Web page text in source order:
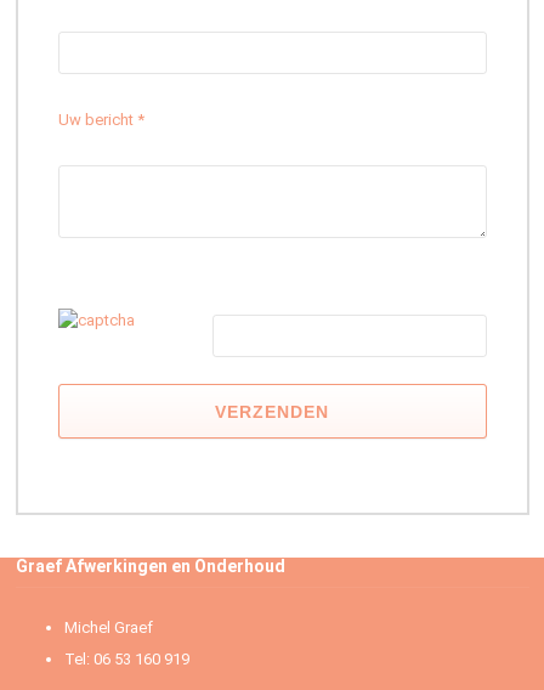
Uw bericht *
e
l
v
l
e
e
Graef Afwerkingen en Onderhoud
Michel Graef
Tel: 06 53 160 919